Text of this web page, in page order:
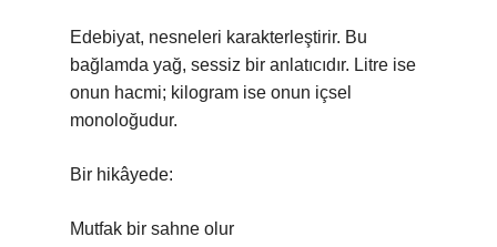
Edebiyat, nesneleri karakterleştirir. Bu
bağlamda yağ, sessiz bir anlatıcıdır. Litre ise
onun hacmi; kilogram ise onun içsel
monoloğudur.
Bir hikâyede:
Mutfak bir sahne olur